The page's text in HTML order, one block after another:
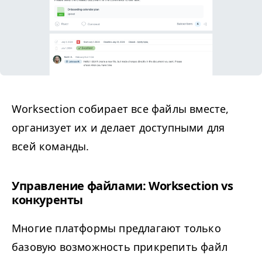
Work­sec­tion собирает все файлы вместе,
организует их и делает доступными для
всей команды.
Управление файлами: Work­sec­tion vs
конкуренты
Многие платформы предлагают только
базовую возможность прикрепить файл